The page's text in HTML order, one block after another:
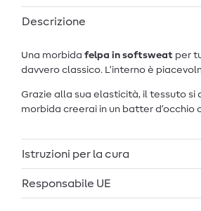
Descrizione
Una morbida felpa in softsweat per
davvero classico. L’interno è
Grazie alla sua elasticità, il tessuto
morbida creerai in un batter
Istruzioni per la cura
Responsabile UE